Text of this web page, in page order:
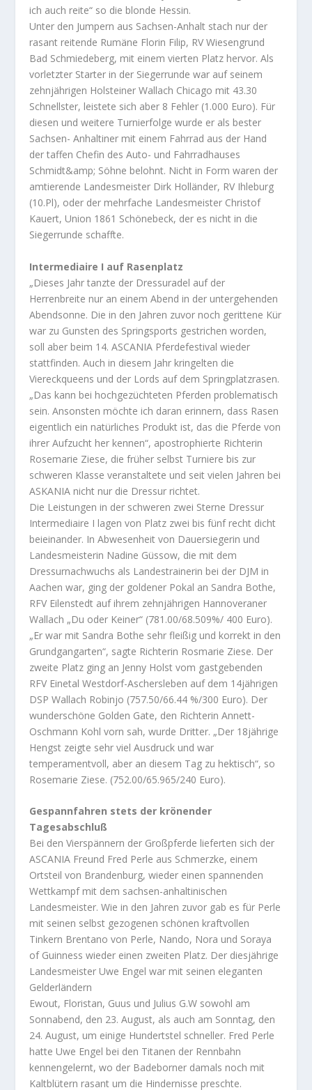
ich auch reite“ so die blonde Hessin.
Unter den Jumpern aus Sachsen-Anhalt stach nur der
rasant reitende Rumäne Florin Filip, RV Wiesengrund
Bad Schmiedeberg, mit einem vierten Platz hervor. Als
vorletzter Starter in der Siegerrunde war auf seinem
zehnjährigen Holsteiner Wallach Chicago mit 43.30
Schnellster, leistete sich aber 8 Fehler (1.000 Euro). Für
diesen und weitere Turnierfolge wurde er als bester
Sachsen- Anhaltiner mit einem Fahrrad aus der Hand
der taffen Chefin des Auto- und Fahrradhauses
Schmidt&amp; Söhne belohnt. Nicht in Form waren der
amtierende Landesmeister Dirk Holländer, RV Ihleburg
(10.Pl), oder der mehrfache Landesmeister Christof
Kauert, Union 1861 Schönebeck, der es nicht in die
Siegerrunde schaffte.
Intermediaire I auf Rasenplatz
„Dieses Jahr tanzte der Dressuradel auf der
Herrenbreite nur an einem Abend in der untergehenden
Abendsonne. Die in den Jahren zuvor noch gerittene Kür
war zu Gunsten des Springsports gestrichen worden,
soll aber beim 14. ASCANIA Pferdefestival wieder
stattfinden. Auch in diesem Jahr kringelten die
Viereckqueens und der Lords auf dem Springplatzrasen.
„Das kann bei hochgezüchteten Pferden problematisch
sein. Ansonsten möchte ich daran erinnern, dass Rasen
eigentlich ein natürliches Produkt ist, das die Pferde von
ihrer Aufzucht her kennen“, apostrophierte Richterin
Rosemarie Ziese, die früher selbst Turniere bis zur
schweren Klasse veranstaltete und seit vielen Jahren bei
ASKANIA nicht nur die Dressur richtet.
Die Leistungen in der schweren zwei Sterne Dressur
Intermediaire I lagen von Platz zwei bis fünf recht dicht
beieinander. In Abwesenheit von Dauersiegerin und
Landesmeisterin Nadine Güssow, die mit dem
Dressurnachwuchs als Landestrainerin bei der DJM in
Aachen war, ging der goldener Pokal an Sandra Bothe,
RFV Eilenstedt auf ihrem zehnjährigen Hannoveraner
Wallach „Du oder Keiner“ (781.00/68.509%/ 400 Euro).
„Er war mit Sandra Bothe sehr fleißig und korrekt in den
Grundgangarten“, sagte Richterin Rosmarie Ziese. Der
zweite Platz ging an Jenny Holst vom gastgebenden
RFV Einetal Westdorf-Aschersleben auf dem 14jährigen
DSP Wallach Robinjo (757.50/66.44 %/300 Euro). Der
wunderschöne Golden Gate, den Richterin Annett-
Oschmann Kohl vorn sah, wurde Dritter. „Der 18jährige
Hengst zeigte sehr viel Ausdruck und war
temperamentvoll, aber an diesem Tag zu hektisch“, so
Rosemarie Ziese. (752.00/65.965/240 Euro).
Gespannfahren stets der krönender
Tagesabschluß
Bei den Vierspännern der Großpferde lieferten sich der
ASCANIA Freund Fred Perle aus Schmerzke, einem
Ortsteil von Brandenburg, wieder einen spannenden
Wettkampf mit dem sachsen-anhaltinischen
Landesmeister. Wie in den Jahren zuvor gab es für Perle
mit seinen selbst gezogenen schönen kraftvollen
Tinkern Brentano von Perle, Nando, Nora und Soraya
of Guinness wieder einen zweiten Platz. Der diesjährige
Landesmeister Uwe Engel war mit seinen eleganten
Gelderländern
Ewout, Floristan, Guus und Julius G.W sowohl am
Sonnabend, den 23. August, als auch am Sonntag, den
24. August, um einige Hundertstel schneller. Fred Perle
hatte Uwe Engel bei den Titanen der Rennbahn
kennengelernt, wo der Badeborner damals noch mit
Kaltblütern rasant um die Hindernisse preschte.